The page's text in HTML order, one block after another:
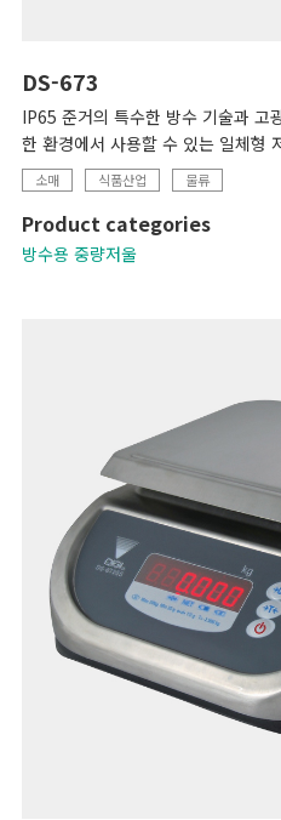
DS-673
IP65 준거의 특수한 방수 기술과 고
한 환경에서 사용할 수 있는 일체형
소매 식품산업 물류
Product categories
방수용 중량저울